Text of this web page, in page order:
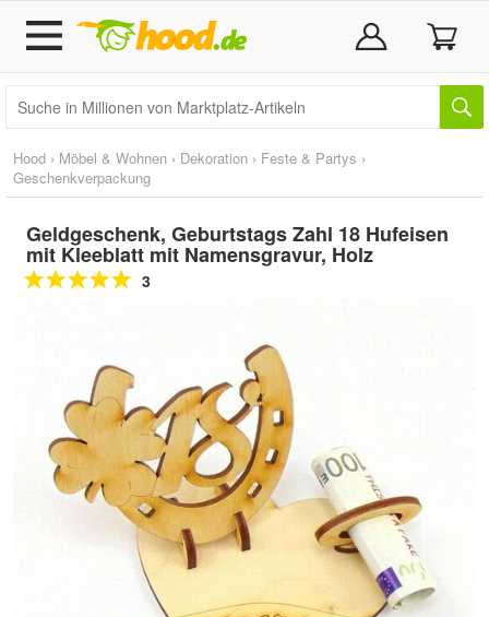
Hood › Möbel & Wohnen › Dekoration › Feste & Partys ›
Geschenkverpackung
Geldgeschenk, Geburtstags Zahl 18 Hufeisen
mit Kleeblatt mit Namensgravur, Holz
3